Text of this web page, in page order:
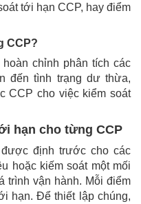
tới hạn CCP, hay điểm
CCP?
chỉnh phân tích các
đến tình trạng dư thừa,
CCP cho việc kiểm soát
hạn cho từng CCP
định trước cho các
hoặc kiếm soát một mối
trình vận hành. Mỗi điểm
hạn. Để thiết lập chúng,